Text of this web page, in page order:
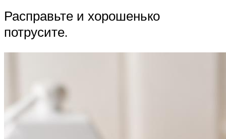
Расправьте и хорошенько
потрусите.